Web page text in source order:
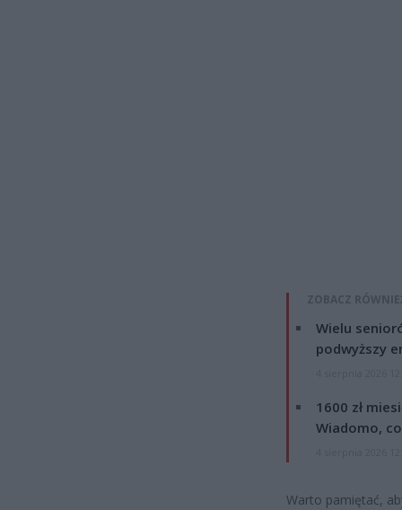
ZOBACZ
Wielu
podwyższy
1600 zł
Wiadomo,
Warto pamiętać,